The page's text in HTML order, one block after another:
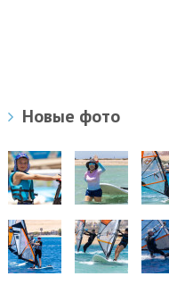
Новые фото